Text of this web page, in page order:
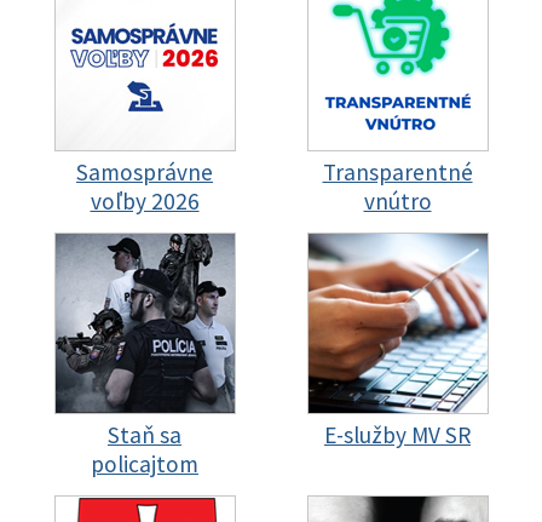
Samosprávne
voľby 2026
Transparentné
vnútro
Staň sa
policajtom
E-služby MV SR